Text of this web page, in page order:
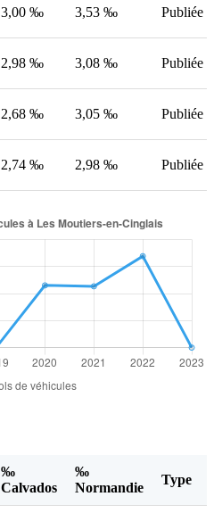
3,00 ‰ 3,53 ‰ Publiée
2,98 ‰ 3,08 ‰ Publiée
2,68 ‰ 3,05 ‰ Publiée
2,74 ‰ 2,98 ‰ Publiée
‰
Calvados
‰
Normandie
Type